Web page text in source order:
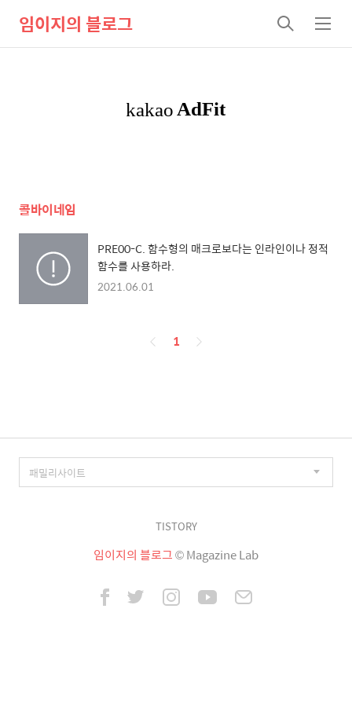
임이지의 블로그
검
색
메
뉴
콜바이네임
PRE00-C. 함수형의 매크로보다는 인라인이나 정적
함수를 사용하라.
2021.06.01
페
1
TISTORY
임이지의 블로그© Magazine Lab